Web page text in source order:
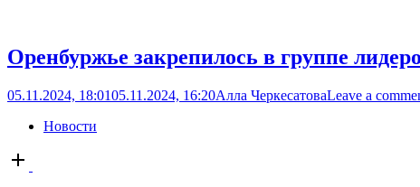
Оренбуржье закрепилось в группе
05.11.2024, 18:0105.11.2024, 16:20Алла ЧеркесатоваLeave a
Новости
Open
post